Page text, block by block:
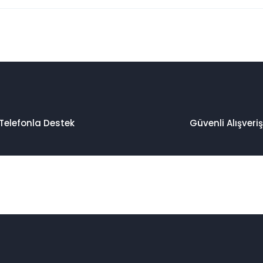
Telefonla Destek Güvenli Alışveriş